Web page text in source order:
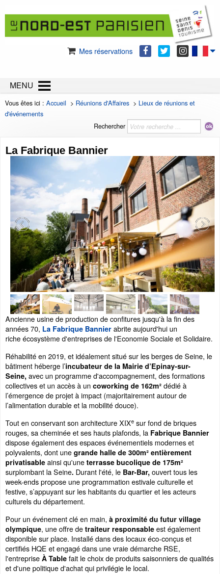
Mes réservations
MENU
Vous êtes ici : Accueil > Réunions d'Affaires > Lieux de réunions et
d'événements
Rechercher
La Fabrique Bannier
Ancienne usine de production de confitures jusqu'à la fin des
années 70, La Fabrique Bannier abrite aujourd'hui un
riche écosystème d'entreprises de l'Economie Sociale et Solidaire.
Réhabilité en 2019, et idéalement situé sur les berges de Seine, le
bâtiment héberge l’incubateur de la Mairie d’Epinay-sur-
Seine, avec un programme d'accompagnement, des formations
collectives et un accès à un coworking de 162m² dédié à
l’émergence de projet à impact (majoritairement autour de
l’alimentation durable et la mobilité douce).
Tout en conservant son architecture XIXe sur fond de briques
rouges, sa cheminée et ses hauts plafonds, la Fabrique Bannier
dispose également des espaces événementiels modernes et
polyvalents, dont une grande halle de 300m² entièrement
privatisable ainsi qu'une terrasse bucolique de 175m²
surplombant la Seine. Durant l'été, le Bar-Bar, ouvert tous les
week-ends propose une programmation estivale culturelle et
festive, s’appuyant sur les habitants du quartier et les acteurs
culturels du département.
Pour un événement clé en main, à proximité du futur village
olympique, une offre de traiteur responsable est également
disponible sur place. Installé dans des locaux éco-conçus et
certifiés HQE et engagé dans une vraie démarche RSE,
l'entreprise À Table fait le choix de produits saisonniers de qualités
et d'une politique d'achat qui privilégie le local.